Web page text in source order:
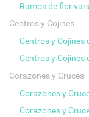
Ramos de flor
Centros y Cojines
Centros y Cojines
Centros y Cojines
Corazones y Cruces
Corazones y
Corazones y